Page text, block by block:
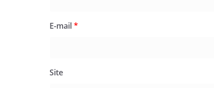
E-mail*
Site